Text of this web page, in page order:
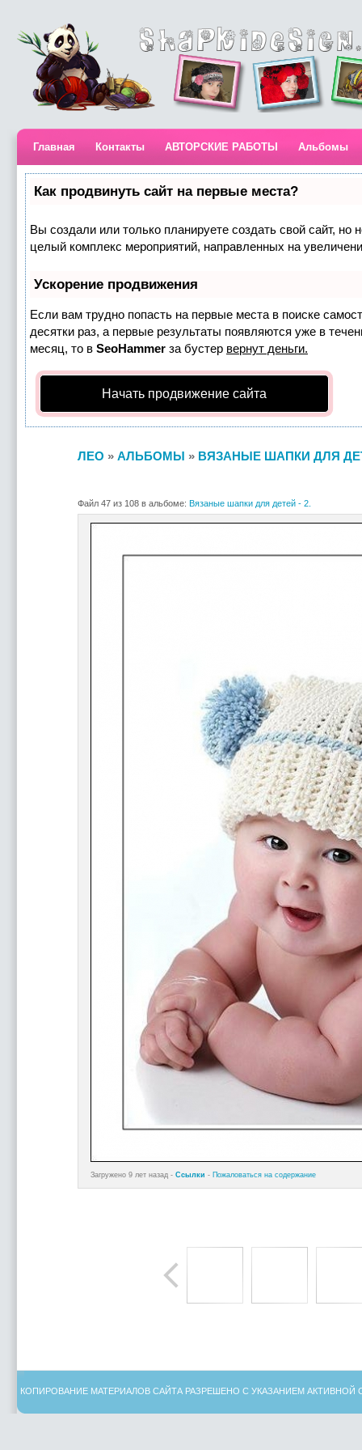
Главная Контакты АВТОРСКИЕ РАБОТЫ Альбомы
Как продвинуть сайт на первые места?
Вы создали или только планируете создать свой сайт, но
целый комплекс мероприятий, направленных на
Ускорение продвижения
Если вам трудно попасть на первые места в поиске
десятки раз, а первые результаты появляются уже в
месяц, то в SeoHammer за бустер вернут деньги.
Начать продвижение сайта
ЛЕО » АЛЬБОМЫ » ВЯЗАНЫЕ ШАПКИ ДЛЯ
Файл 47 из 108 в альбоме: Вязаные шапки для детей - 2.
Загружено 9 лет назад - Ссылки - Пожаловаться на содержание
КОПИРОВАНИЕ МАТЕРИАЛОВ САЙТА РАЗРЕШЕНО С УКАЗАНИЕМ АКТИВНОЙ